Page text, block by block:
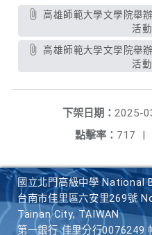
高雄師範大學文學院舉辦「人文FUN遊：一日大學生體驗
活
高雄師範大學文學院舉辦「人文FUN遊：一日大學生體驗
活
下架日期： 2025-
點擊率： 717 |
國立北門高級中學 National
台南市佳里區六安里269號
Tainan City, TAIWAN
第一銀行 佳里分行0076249